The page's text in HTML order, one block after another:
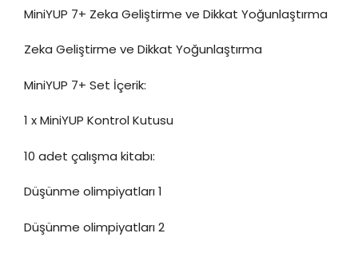
MiniYUP 7+ Zeka Geliştirme ve Dikkat Yoğunlaştırma
Zeka Geliştirme ve Dikkat Yoğunlaştırma
MiniYUP 7+ Set İçerik:
1 x MiniYUP Kontrol Kutusu
10 adet çalışma kitabı:
Düşünme olimpiyatları 1
Düşünme olimpiyatları 2